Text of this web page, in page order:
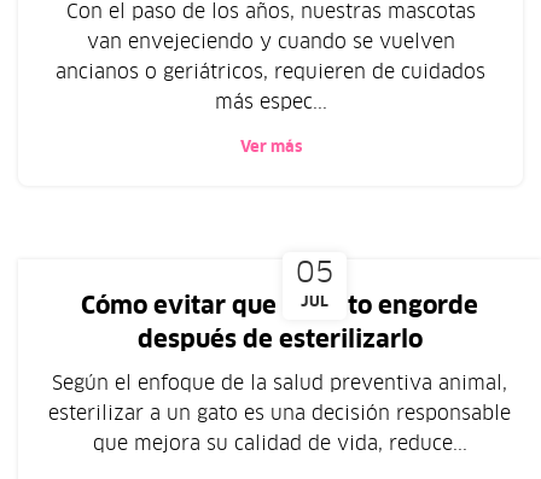
Con el paso de los años, nuestras mascotas
van envejeciendo y cuando se vuelven
ancianos o geriátricos, requieren de cuidados
más espec...
Ver más
05
JUL
Cómo evitar que mi gato engorde
después de esterilizarlo
Según el enfoque de la salud preventiva animal,
esterilizar a un gato es una decisión responsable
que mejora su calidad de vida, reduce...